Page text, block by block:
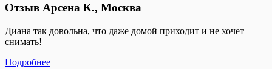
Отзыв Арсена К., Москва
Диана так довольна, что даже домой приходит и не хочет
снимать!
Подробнее